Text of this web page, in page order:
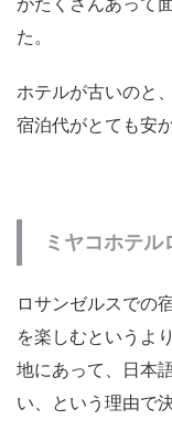
がたくさんあって
た。
ホテルが古いのと
宿泊代がとても安
ミヤコホテル
ロサンゼルスでの
を楽しむというよ
地にあって、日本
い、という理由で